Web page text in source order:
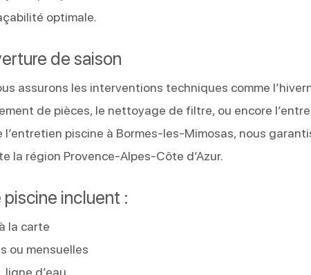
optimale.
de saison
assurons les interventions techniques comme
de pièces, le nettoyage de filtre, ou encore
piscine à Bormes-les-Mimosas, nous
la région Provence-Alpes-Côte d’Azur.
incluent :
la carte
ou mensuelles
d’eau